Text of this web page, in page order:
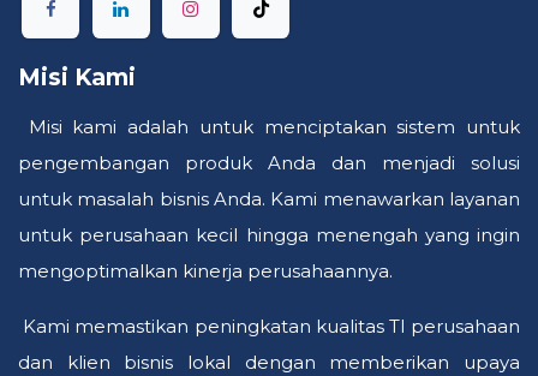
Misi Kami
Misi kami adalah untuk menciptakan sistem untuk
pengembangan produk Anda dan menjadi solusi
untuk masalah bisnis Anda. Kami menawarkan layanan
untuk perusahaan kecil hingga menengah yang ingin
mengoptimalkan kinerja perusahaannya.
Kami memastikan peningkatan kualitas TI perusahaan
dan klien bisnis lokal dengan memberikan upaya